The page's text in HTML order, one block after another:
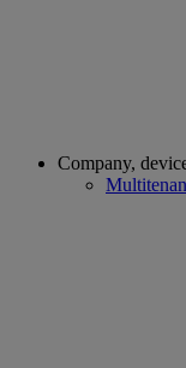
Company,